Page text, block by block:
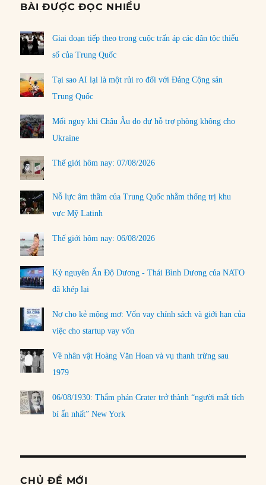
BÀI ĐƯỢC ĐỌC NHIỀU
Giai đoạn tiếp theo trong cuộc trấn áp các dân tộc thiểu
số của Trung Quốc
Tại sao AI lại là một rủi ro đối với Đảng Cộng sản
Trung Quốc
Mối nguy khi Châu Âu do dự hỗ trợ phòng không cho
Ukraine
Thế giới hôm nay: 07/08/2026
Nỗ lực âm thầm của Trung Quốc nhằm thống trị khu
vực Mỹ Latinh
Thế giới hôm nay: 06/08/2026
Kỷ nguyên Ấn Độ Dương - Thái Bình Dương của NATO
đã khép lại
Nợ cho kẻ mộng mơ: Vốn vay chính sách và giới hạn của
việc cho startup vay vốn
Về nhân vật Hoàng Văn Hoan và vụ thanh trừng sau
1979
06/08/1930: Thẩm phán Crater trở thành “người mất tích
bí ẩn nhất” New York
CHỦ ĐỀ MỚI